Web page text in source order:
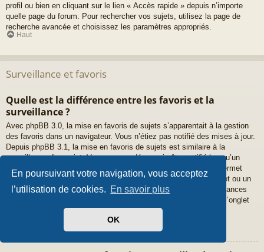
En poursuivant votre navigation, vous acceptez
l’utilisation de cookies. En savoir plus
OK
profil ou bien en cliquant sur le lien « Accès rapide » depuis n’importe
quelle page du forum. Pour rechercher vos sujets, utilisez la page de
recherche avancée et choisissez les paramètres appropriés.
Haut
Surveillance et favoris
Quelle est la différence entre les favoris et la
surveillance ?
Avec phpBB 3.0, la mise en favoris de sujets s’apparentait à la gestion
des favoris dans un navigateur. Vous n’étiez pas notifié des mises à jour.
Depuis phpBB 3.1, la mise en favoris de sujets est similaire à la
surveillance d’un sujet. Vous pouvez désormais être notifié lorsqu’un
sujet favoris a été mis à jour. Cependant, la surveillance vous permet
également d’être notifié lorsqu’il y a une mise à jour dans un sujet ou un
forum. Les options de notifications pour les favoris et les surveillances
peuvent être configurées depuis le panneau de l’utilisateur dans l’onglet
« Préférences du forum ».